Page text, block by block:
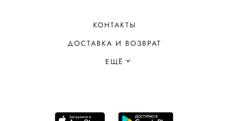
КОНТАКТЫ
ДОСТАВКА И ВОЗВРАТ
ЕЩЁ